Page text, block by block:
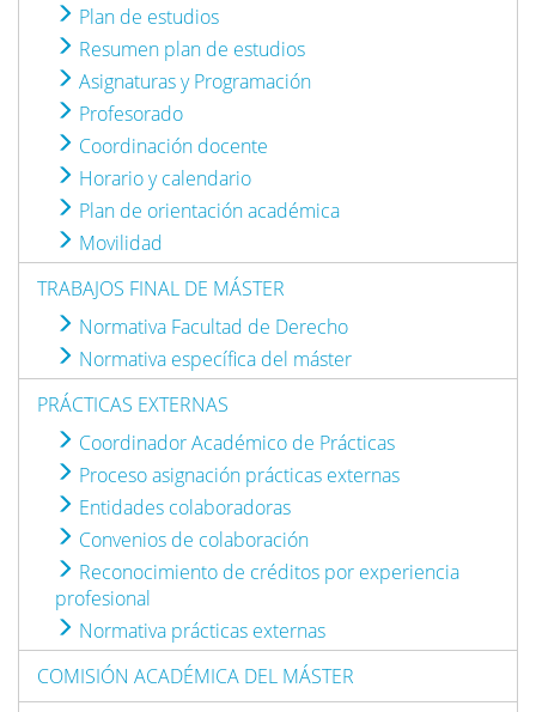
Plan de estudios
Resumen plan de estudios
Asignaturas y Programación
Profesorado
Coordinación docente
Horario y calendario
Plan de orientación académica
Movilidad
TRABAJOS FINAL DE MÁSTER
Normativa Facultad de Derecho
Normativa específica del máster
PRÁCTICAS EXTERNAS
Coordinador Académico de Prácticas
Proceso asignación prácticas externas
Entidades colaboradoras
Convenios de colaboración
Reconocimiento de créditos por experiencia
profesional
Normativa prácticas externas
COMISIÓN ACADÉMICA DEL MÁSTER